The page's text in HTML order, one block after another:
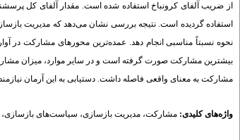
استفاده گردیده است. نتیجه بررسی نشان می‌دهد که مدیریت
نحوه نسبتاً مناسبی انجام دهد. عمده‌ترین محورهای مشارکت در
بیشترین مشارکت صورت گرفته است و در سایر موارد، میزان
مشارکت به معنای واقعی فاصله داشت. دستیابی به این آرمان
واژه‌های کلیدی: مشارکت، مدیریت بازسازی، سیاست‌های بازسازی،